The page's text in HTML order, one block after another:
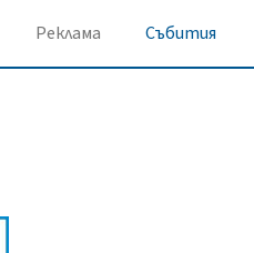
Реклама Събития